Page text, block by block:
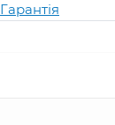
Гарантія